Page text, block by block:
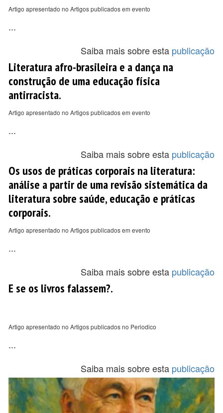
Artigo apresentado no Artigos publicados em evento
...
Saiba mais sobre esta publicação
Literatura afro-brasileira e a dança na
construção de uma educação física
antirracista.
Artigo apresentado no Artigos publicados em evento
...
Saiba mais sobre esta publicação
Os usos de práticas corporais na literatura:
análise a partir de uma revisão sistemática da
literatura sobre saúde, educação e práticas
corporais.
Artigo apresentado no Artigos publicados em evento
...
Saiba mais sobre esta publicação
E se os livros falassem?.
Artigo apresentado no Artigos publicados no Periodico
...
Saiba mais sobre esta publicação